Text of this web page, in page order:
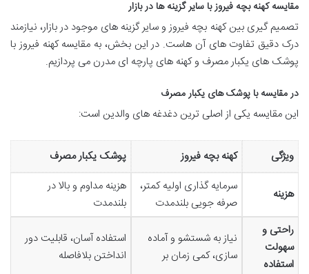
مقایسه کهنه بچه فیروز با سایر گزینه ها در بازار
تصمیم گیری بین کهنه بچه فیروز و سایر گزینه های موجود در بازار، نیازمند
درک دقیق تفاوت های آن هاست. در این بخش، به مقایسه کهنه فیروز با
پوشک های یکبار مصرف و کهنه های پارچه ای مدرن می پردازیم.
در مقایسه با پوشک های یکبار مصرف
این مقایسه یکی از اصلی ترین دغدغه های والدین است:
ویژگی کهنه بچه فیروز پوشک یکبار مصرف
هزینه
سرمایه گذاری اولیه کمتر،
صرفه جویی بلندمدت
هزینه مداوم و بالا در
بلندمدت
راحتی و
سهولت
استفاده
نیاز به شستشو و آماده
سازی، کمی زمان بر
استفاده آسان، قابلیت دور
انداختن بلافاصله